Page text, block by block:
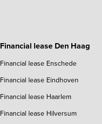
Financial lease Den Haag
Financial lease Enschede
Financial lease Eindhoven
Financial lease Haarlem
Financial lease Hilversum